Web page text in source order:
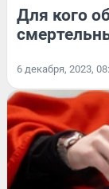
Для кого
6 декабря, 2023,